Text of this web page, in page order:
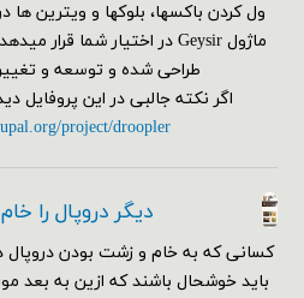
ول کردن باکسها، بلوکها و ویترین
طراحی شده و توسعه و
اگر نکته جالبی در این پروفایل
project/droopler
دیگر دروپال را
کسانی که به خام و زشت بودن دروپال